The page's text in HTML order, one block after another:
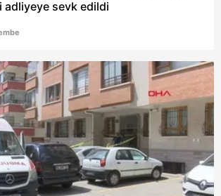
adliyeye sevk edildi